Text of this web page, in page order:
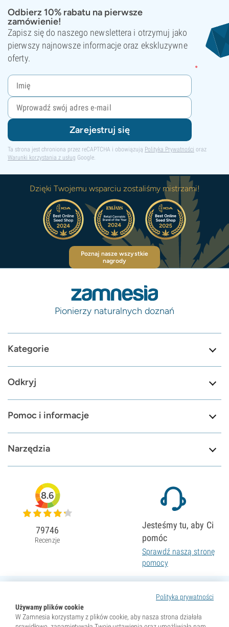
Odbierz 10% rabatu na pierwsze
zamówienie!
Zapisz się do naszego newslettera i otrzymuj jako
pierwszy najnowsze informacje oraz ekskluzywne
oferty.
Zarejestruj się
Ta strona jest chroniona przez reCAPTCHA i obowiązują Polityka Prywatności oraz
Warunki korzystania z usług Google.
Dzięki Twojemu wsparciu zostaliśmy mistrzami!
Poznaj nasze wszystkie
nagrody
Pionierzy naturalnych doznań
Kategorie
Odkryj
Pomoc i informacje
Narzędzia
Polityka prywatności
Używamy plików cookie
W Zamnesia korzystamy z plików cookie, aby nasza strona działała
8.6
79746
Recenzje
Jesteśmy tu, aby Ci
pomóc
Sprawdź naszą stronę
pomocy